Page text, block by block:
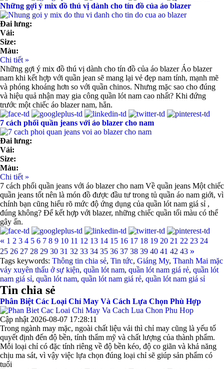
Những gợi ý mix đồ thú vị dành cho tín đồ của áo blazer
Đai lưng:
Vải:
Size:
Màu:
Chi tiết »
Những gợi ý mix đồ thú vị dành cho tín đồ của áo blazer Áo blazer
nam khi kết hợp với quần jean sẽ mang lại vẻ đẹp nam tính, mạnh mẽ
và phóng khoáng hơn so với quần chinos. Nhưng mặc sao cho đúng
và hiệu quả nhận may gia công quần lót nam cao nhất? Khi đứng
trước một chiếc áo blazer nam, hẳn.
7 cách phối quần jeans với áo blazer cho nam
Đai lưng:
Vải:
Size:
Màu:
Chi tiết »
7 cách phối quần jeans với áo blazer cho nam Về quần jeans Một chiếc
quần jeans tốt nên là món đồ được đầu tư trong tủ quần áo nam giới, vì
chính bạn cũng hiểu rõ mức độ ứng dụng của quần lót nam giá sỉ ,
đúng không? Để kết hợp với blazer, những chiếc quần tối màu có thể
gây ấn.
« 1 2 3 4 5 6 7 8 9 10 11 12 13 14 15 16 17 18 19 20 21 22 23 24
25 26 27 28 29 30 31 32 33 34 35 36 37 38 39 40 41 42 43 »
Tags keywords: Thông tin chia sẻ, Tin tức, Giáng My, Thanh Mai mặc
váy xuyên thấu ở sự kiện, quần lót nam, quần lót nam giá rẻ, quần lót
nam giá sỉ, quần lót nam, quần lót nam giá rẻ, quần lót nam giá sỉ
Tin chia sẻ
Phân Biệt Các Loại Chỉ May Và Cách Lựa Chọn Phù Hợp
Cập nhật 2026-08-07 17:28:11
Trong ngành may mặc, ngoài chất liệu vải thì chỉ may cũng là yếu tố
quyết định đến độ bền, tính thẩm mỹ và chất lượng của thành phẩm.
Mỗi loại chỉ có đặc tính riêng về độ bền kéo, độ co giãn và khả năng
chịu ma sát, vì vậy việc lựa chọn đúng loại chỉ sẽ giúp sản phẩm có
tuổi